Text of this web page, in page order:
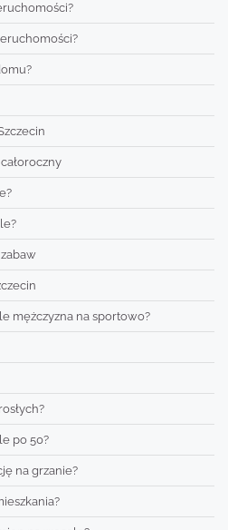
mężczyzna na sportowo?
po 50?
na grzanie?